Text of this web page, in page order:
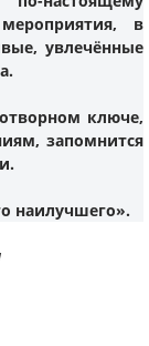
в
увлечённые
ключе,
запомнится
наилучшего».